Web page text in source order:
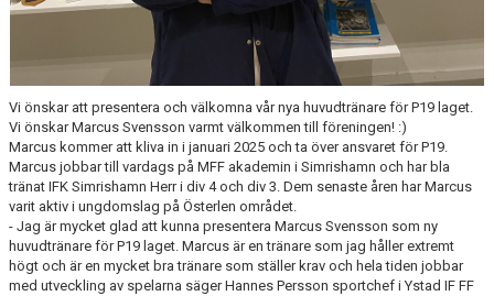
Vi önskar att presentera och välkomna vår nya huvudtränare för P19 laget.
Vi önskar Marcus Svensson varmt välkommen till föreningen! :)
Marcus kommer att kliva in i januari 2025 och ta över ansvaret för P19.
Marcus jobbar till vardags på MFF akademin i Simrishamn och har bla
tränat IFK Simrishamn Herr i div 4 och div 3. Dem senaste åren har Marcus
varit aktiv i ungdomslag på Österlen området.
- Jag är mycket glad att kunna presentera Marcus Svensson som ny
huvudtränare för P19 laget. Marcus är en tränare som jag håller extremt
högt och är en mycket bra tränare som ställer krav och hela tiden jobbar
med utveckling av spelarna säger Hannes Persson sportchef i Ystad IF FF